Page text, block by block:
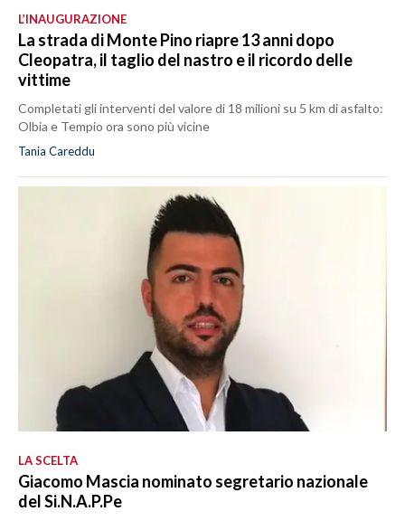
L’INAUGURAZIONE
La strada di Monte Pino riapre 13 anni dopo
Cleopatra, il taglio del nastro e il ricordo delle
vittime
Completati gli interventi del valore di 18 milioni su 5 km di asfalto:
Olbia e Tempio ora sono più vicine
Tania Careddu
LA SCELTA
Giacomo Mascia nominato segretario nazionale
del Si.N.A.P.Pe